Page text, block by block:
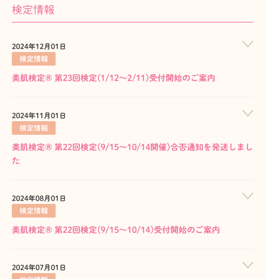
検定情報
2024年12月01日
検定情報
美肌検定® 第23回検定(1/12～2/11)受付開始のご案内
2024年11月01日
検定情報
美肌検定® 第22回検定(9/15～10/14開催)合否通知を発送しまし
た
2024年08月01日
検定情報
美肌検定® 第22回検定(9/15～10/14)受付開始のご案内
2024年07月01日